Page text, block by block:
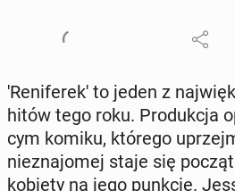
'Re­ni­fe­re­k' to jeden z
hitów tego roku. Pro­duk­cja
cym komiku, którego
nie­zna­jo­mej staje się
kobiety na jego punkcie.